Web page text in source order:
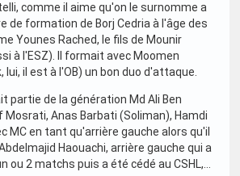
comme il aime qu'on le surnomme a
de formation de Borj Cedria à l'âge des
Younes Rached, le fils de Mounir
à l'ESZ). Il formait avec Moomen
lui, il est à l'OB) un bon duo d'attaque.
partie de la génération Md Ali Ben
Mosrati, Anas Barbati (Soliman), Hamdi
MC en tant qu'arrière gauche alors qu'il
Haouachi, arrière gauche qui a
ou 2 matchs puis a été cédé au CSHL,...